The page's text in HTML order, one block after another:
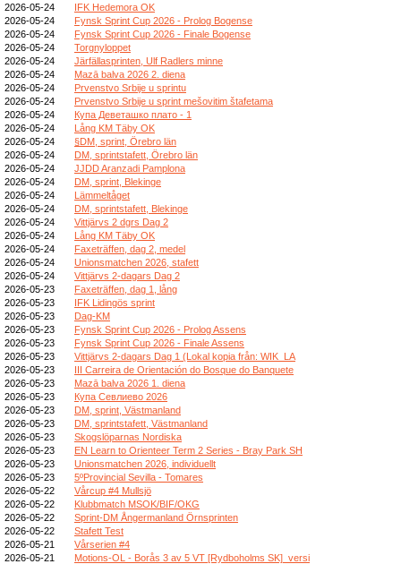
2026-05-24
IFK Hedemora OK
2026-05-24
Fynsk Sprint Cup 2026 - Prolog Bogense
2026-05-24
Fynsk Sprint Cup 2026 - Finale Bogense
2026-05-24
Torgnyloppet
2026-05-24
Järfällasprinten, Ulf Radlers minne
2026-05-24
Mazā balva 2026 2. diena
2026-05-24
Prvenstvo Srbije u sprintu
2026-05-24
Prvenstvo Srbije u sprint mešovitim štafetama
2026-05-24
Купа Деветашко плато - 1
2026-05-24
Lång KM Täby OK
2026-05-24
§DM, sprint, Örebro län
2026-05-24
DM, sprintstafett, Örebro län
2026-05-24
JJDD Aranzadi Pamplona
2026-05-24
DM, sprint, Blekinge
2026-05-24
Lämmeltåget
2026-05-24
DM, sprintstafett, Blekinge
2026-05-24
Vittjärvs 2 dgrs Dag 2
2026-05-24
Lång KM Täby OK
2026-05-24
Faxeträffen, dag 2, medel
2026-05-24
Unionsmatchen 2026, stafett
2026-05-24
Vittjärvs 2-dagars Dag 2
2026-05-23
Faxeträffen, dag 1, lång
2026-05-23
IFK Lidingös sprint
2026-05-23
Dag-KM
2026-05-23
Fynsk Sprint Cup 2026 - Prolog Assens
2026-05-23
Fynsk Sprint Cup 2026 - Finale Assens
2026-05-23
Vittjärvs 2-dagars Dag 1 (Lokal kopia från: WIK_LA
2026-05-23
III Carreira de Orientación do Bosque do Banquete
2026-05-23
Mazā balva 2026 1. diena
2026-05-23
Купа Севлиево 2026
2026-05-23
DM, sprint, Västmanland
2026-05-23
DM, sprintstafett, Västmanland
2026-05-23
Skogslöparnas Nordiska
2026-05-23
EN Learn to Orienteer Term 2 Series - Bray Park SH
2026-05-23
Unionsmatchen 2026, individuellt
2026-05-23
5ºProvincial Sevilla - Tomares
2026-05-22
Vårcup #4 Mullsjö
2026-05-22
Klubbmatch MSOK/BIF/OKG
2026-05-22
Sprint-DM Ångermanland Örnsprinten
2026-05-22
Stafett Test
2026-05-21
Vårserien #4
2026-05-21
Motions-OL - Borås 3 av 5 VT [Rydboholms SK]_versi